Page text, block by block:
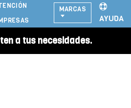
MARCAS
AYUDA
a tus necesidades.